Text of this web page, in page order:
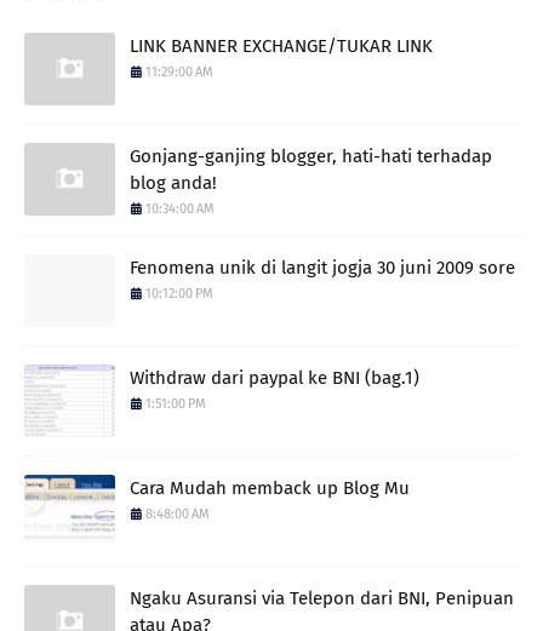
LINK BANNER EXCHANGE/TUKAR LINK
11:29:00 AM
Gonjang-ganjing blogger, hati-hati terhadap
blog anda!
10:34:00 AM
Fenomena unik di langit jogja 30 juni 2009 sore
10:12:00 PM
Withdraw dari paypal ke BNI (bag.1)
1:51:00 PM
Cara Mudah memback up Blog Mu
8:48:00 AM
Ngaku Asuransi via Telepon dari BNI, Penipuan
atau Apa?